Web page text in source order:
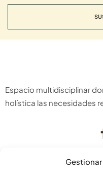
Espacio multidisciplinar
holística las necesidades